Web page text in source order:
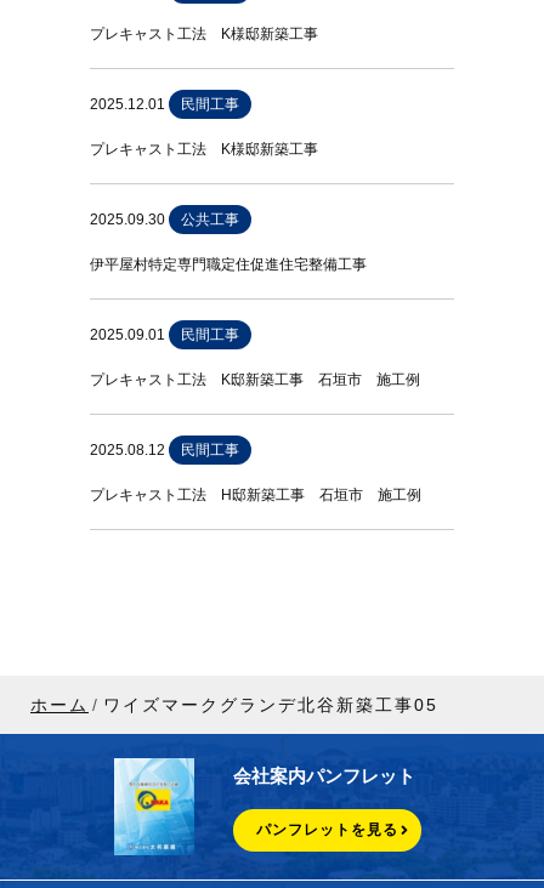
プレキャスト工法 K様邸新築工事
2025.12.01 民間工事
プレキャスト工法 K様邸新築工事
2025.09.30 公共工事
伊平屋村特定専門職定住促進住宅整備工事
2025.09.01 民間工事
プレキャスト工法 K邸新築工事 石垣市 施工例
2025.08.12 民間工事
プレキャスト工法 H邸新築工事 石垣市 施工例
ホーム ワイズマークグランデ北谷新築工事05
会社案内パンフレット
パンフレットを見る